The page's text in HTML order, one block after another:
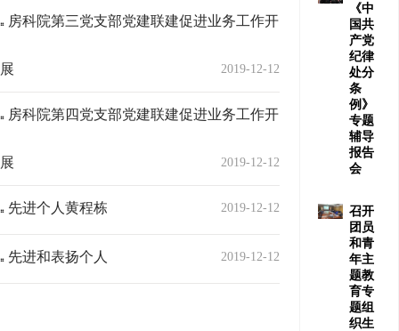
房科院第三党支部党建联建促进业务工作开
展 2019-12-12
房科院第四党支部党建联建促进业务工作开
展 2019-12-12
先进个人黄程栋 2019-12-12
先进和表扬个人 2019-12-12
《中
国共
产党
纪律
处分
条
例》
专题
辅导
报告
会
召开
团员
和青
年主
题教
育专
题组
织生